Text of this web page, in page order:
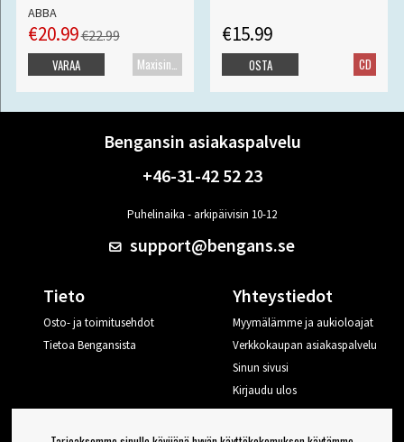
ABBA
€20.99€22.99
Maxisingle
VARAA
€15.99
CD
OSTA
Bengansin asiakaspalvelu
+46-31-42 52 23
Puhelinaika - arkipäivisin 10-12
support@bengans.se
Tieto
Osto- ja toimitusehdot
Tietoa Bengansista
Yhteystiedot
Myymälämme ja aukioloajat
Verkkokaupan asiakaspalvelu
Sinun sivusi
Kirjaudu ulos
Haluan vinkkejä Bengansilta